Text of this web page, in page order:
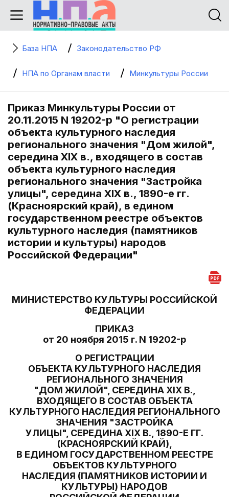
База НПА Законодательство РФ
НПА по Органам власти Минкультуры России
Приказ Минкультуры России от
20.11.2015 N 19202-р "О регистрации
объекта культурного наследия
регионального значения "Дом жилой",
середина XIX в., входящего в состав
объекта культурного наследия
регионального значения "Застройка
улицы", середина XIX в., 1890-е гг.
(Красноярский край), в едином
государственном реестре объектов
культурного наследия (памятников
истории и культуры) народов
Российской Федерации"
МИНИСТЕРСТВО КУЛЬТУРЫ РОССИЙСКОЙ
ФЕДЕРАЦИИ
ПРИКАЗ
от 20 ноября 2015 г. N 19202-р
О РЕГИСТРАЦИИ
ОБЪЕКТА КУЛЬТУРНОГО НАСЛЕДИЯ
РЕГИОНАЛЬНОГО ЗНАЧЕНИЯ
"ДОМ ЖИЛОЙ", СЕРЕДИНА XIX В.,
ВХОДЯЩЕГО В СОСТАВ ОБЪЕКТА
КУЛЬТУРНОГО НАСЛЕДИЯ РЕГИОНАЛЬНОГО
ЗНАЧЕНИЯ "ЗАСТРОЙКА
УЛИЦЫ", СЕРЕДИНА XIX В., 1890-Е ГГ.
(КРАСНОЯРСКИЙ КРАЙ),
В ЕДИНОМ ГОСУДАРСТВЕННОМ РЕЕСТРЕ
ОБЪЕКТОВ КУЛЬТУРНОГО
НАСЛЕДИЯ (ПАМЯТНИКОВ ИСТОРИИ И
КУЛЬТУРЫ) НАРОДОВ